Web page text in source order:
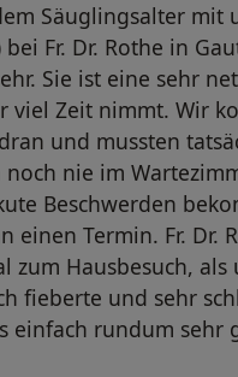
Säuglingsalter mit
bei Fr. Dr. Rothe in
Sie ist eine sehr
viel Zeit nimmt. Wir
und mussten
noch nie im
Beschwerden
einen Termin. Fr. Dr.
zum Hausbesuch, als
fieberte und sehr
einfach rundum sehr